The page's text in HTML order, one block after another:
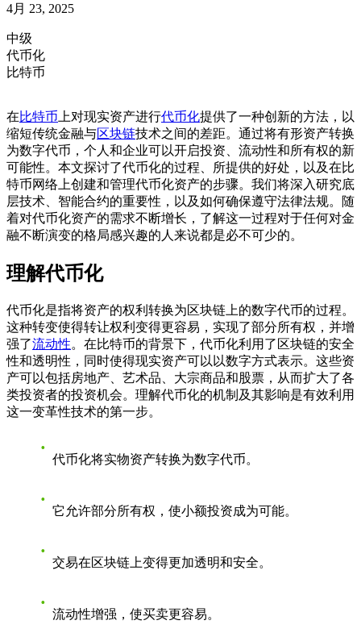
4月 23, 2025
中级
代币化
比特币
在比特币 上对现实资产进行代币化提供了一种创新的方法，以
缩短传统金融与区块链技术之间的差距。通过将有形资产转换
为数字代币，个人和企业可以开启投资、流动性和所有权的新
可能性。本文探讨了代币化的过程、所提供的好处，以及在比
特币网络上创建和管理代币化资产的步骤。我们将深入研究底
层技术、智能合约的重要性，以及如何确保遵守法律法规。随
着对代币化资产的需求不断增长，了解这一过程对于任何对金
融不断演变的格局感兴趣的人来说都是必不可少的。
理解代币化
代币化是指将资产的权利转换为区块链上的数字代币的过程。
这种转变使得转让权利变得更容易，实现了部分所有权，并增
强了流动性。在比特币的背景下，代币化利用了区块链的安全
性和透明性，同时使得现实资产可以以数字方式表示。这些资
产可以包括房地产、艺术品、大宗商品和股票，从而扩大了各
类投资者的投资机会。理解代币化的机制及其影响是有效利用
这一变革性技术的第一步。
代币化将实物资产转换为数字代币。
它允许部分所有权，使小额投资成为可能。
交易在区块链上变得更加透明和安全。
流动性增强，使买卖更容易。